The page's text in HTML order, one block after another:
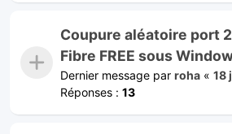
Coupure aléatoire port
Fibre FREE sous
Dernier message par roha « 18
Réponses : 13